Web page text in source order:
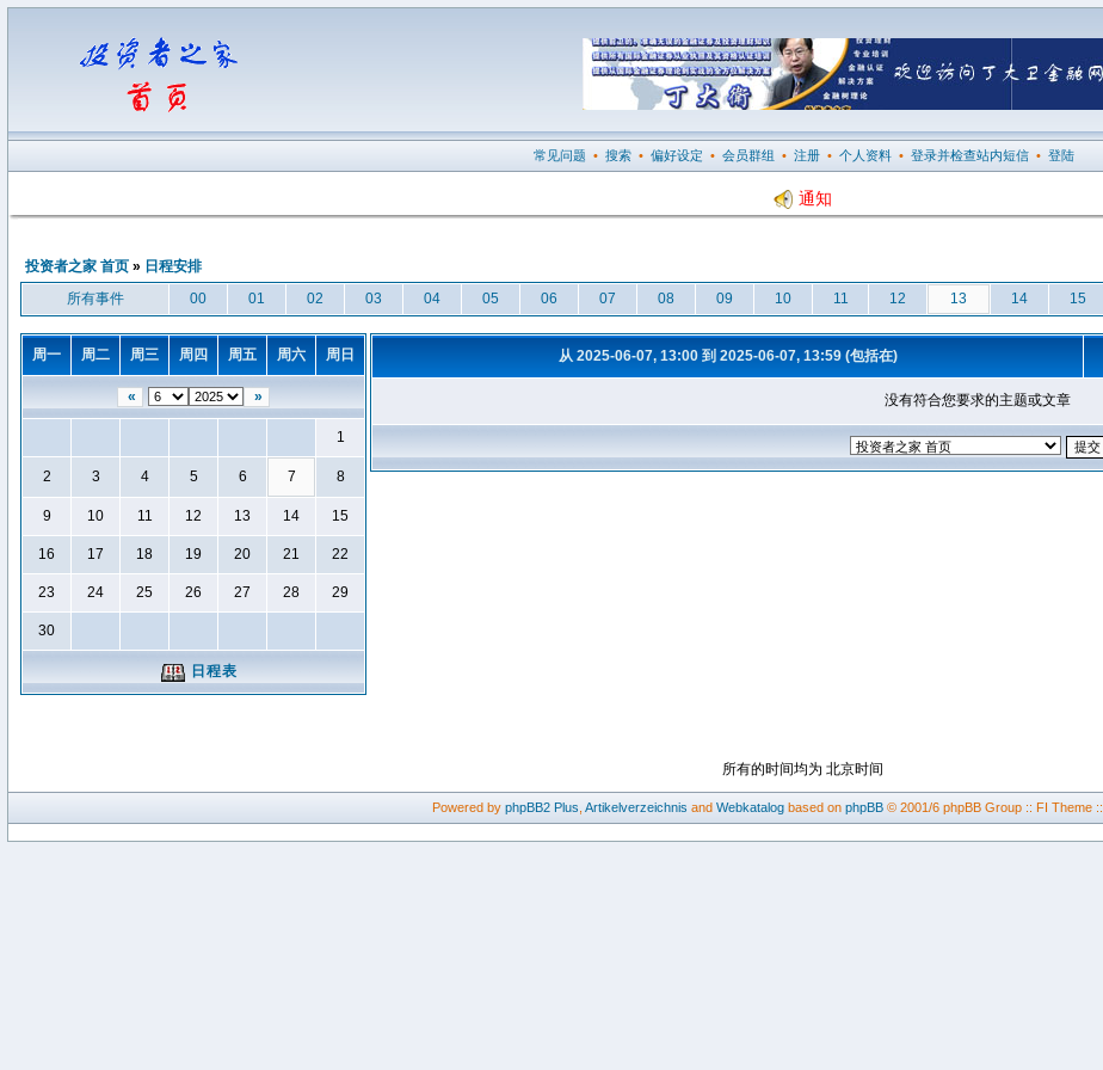
常见问题 • 搜索 • 偏好设定 • 会员群组 • 注册 • 个人资料 • 登录并检查站内短信 • 登陆
通知
投资者之家 首页 » 日程安排
所有事件
00 01 02 03 04 05 06 07 08 09 10 11 12 13 14 15
周一 周二 周三 周四 周五 周六 周日
« »
1
2 3 4 5 6 7 8
9 10 11 12 13 14 15
16 17 18 19 20 21 22
23 24 25 26 27 28 29
30
日程表
从 2025-06-07, 13:00 到 2025-06-07, 13:59 (包括在)
没有符合您要求的主题或文章
所有的时间均为 北京时间
Powered by phpBB2 Plus Artikelverzeichnis and Webkatalog based on phpBB © 2001/6 phpBB Group :: FI Theme ::